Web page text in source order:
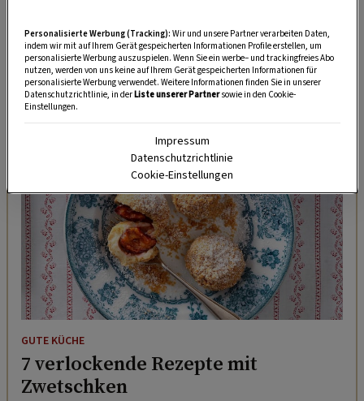
HIER MEHR ERFAHREN
DAS KÖNNTE SIE AUCH INTERESSIEREN
GUTE KÜCHE
7 verlockende Rezepte mit
Zwetschken
Personalisierte Werbung (Tracking): Wir und unsere Partner verarbeiten Daten,
indem wir mit auf Ihrem Gerät gespeicherten Informationen Profile erstellen, um
personalisierte Werbung auszuspielen. Wenn Sie ein werbe– und trackingfreies Abo
nutzen, werden von uns keine auf Ihrem Gerät gespeicherten Informationen für
personalisierte Werbung verwendet. Weitere Informationen finden Sie in unserer
Datenschutzrichtlinie, in derListe unserer Partnersowie in den Cookie-
Einstellungen.
Impressum
Datenschutzrichtlinie
Cookie-Einstellungen